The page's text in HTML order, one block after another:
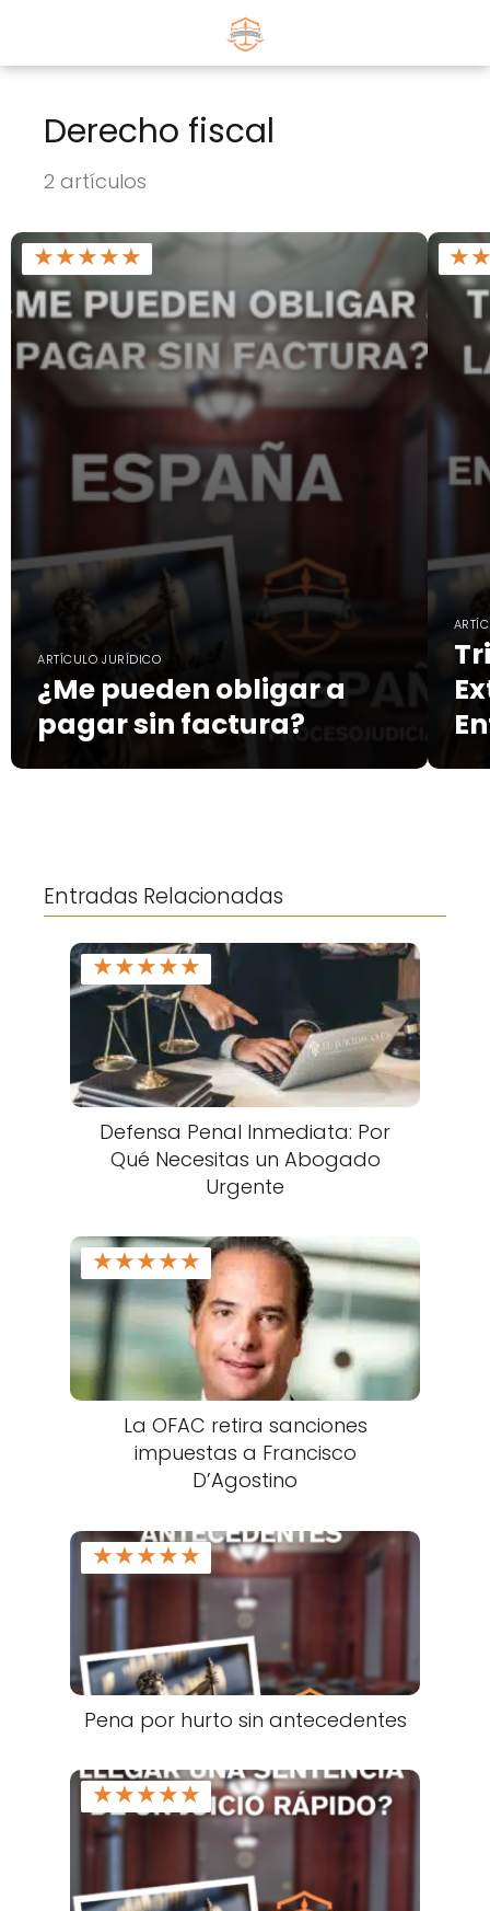
Derecho fiscal
2 artículos
★★★★★
ARTÍCULO JURÍDICO
¿Me pueden obligar a
pagar sin factura?
★
Entradas Relacionadas
★★★★★
Defensa Penal Inmediata: Por
Qué Necesitas un Abogado
Urgente
★★★★★
La OFAC retira sanciones
impuestas a Francisco
D’Agostino
★★★★★
Pena por hurto sin antecedentes
★★★★★